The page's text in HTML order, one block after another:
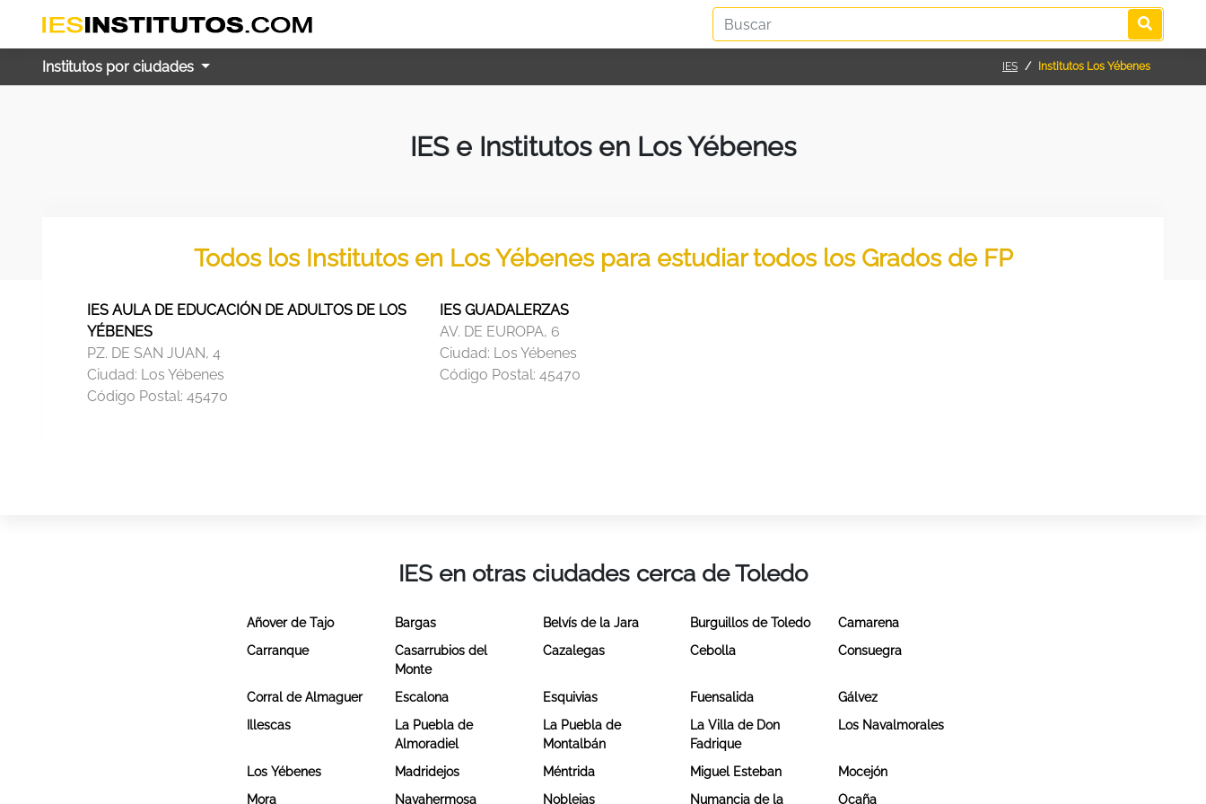
Institutos por ciudades IES Institutos Los Yébenes
IES e Institutos en Los Yébenes
Todos los Institutos en Los Yébenes para estudiar todos los Grados de FP
IES AULA DE EDUCACIÓN DE ADULTOS DE LOS
YÉBENES
PZ. DE SAN JUAN, 4
Ciudad: Los Yébenes
Código Postal: 45470
IES GUADALERZAS
AV. DE EUROPA, 6
Ciudad: Los Yébenes
Código Postal:45470
IES en otras ciudades cerca de Toledo
Añover de Tajo Bargas Belvís de la Jara Burguillos de Toledo
Camarena
Carranque
Casarrubios del
Monte
Cazalegas Cebolla Consuegra
Corral de Almaguer Escalona Esquivias Fuensalida
Gálvez
Illescas
La Puebla de
Almoradiel
La Puebla de
Montalbán
La Villa de Don
Fadrique
Los Navalmorales
Los Yébenes Madridejos Méntrida Miguel Esteban
Mocejón
Mora
Navahermosa Noblejas Numancia de la Ocaña